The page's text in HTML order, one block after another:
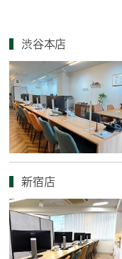
渋谷本店
新宿店